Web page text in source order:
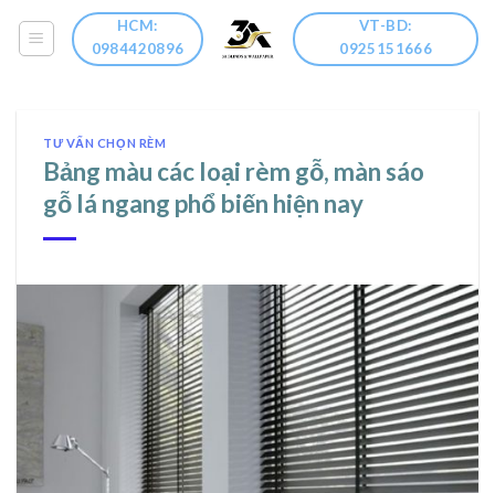
HCM:
0984420896
VT-BD:
0925151666
TƯ VẤN CHỌN RÈM
Bảng màu các loại rèm gỗ, màn sáo
gỗ lá ngang phổ biến hiện nay